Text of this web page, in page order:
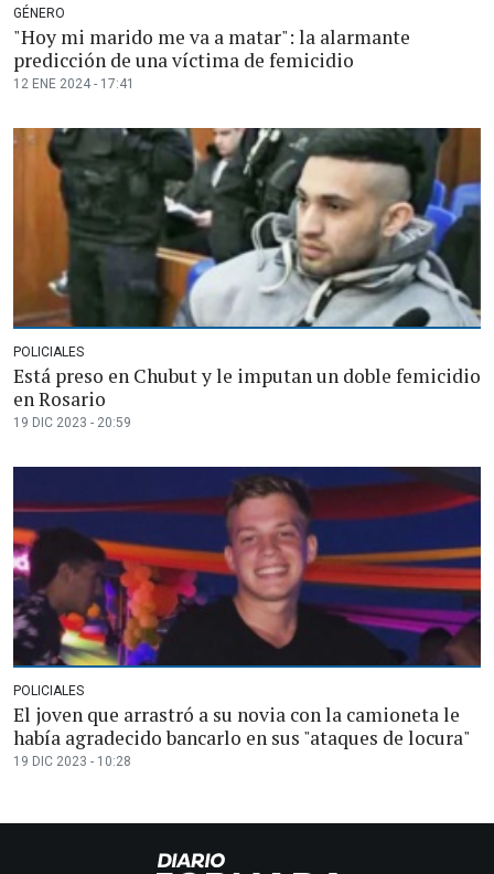
GÉNERO
"Hoy mi marido me va a matar": la alarmante
predicción de una víctima de femicidio
12 ENE 2024 - 17:41
POLICIALES
Está preso en Chubut y le imputan un doble femicidio
en Rosario
19 DIC 2023 - 20:59
POLICIALES
El joven que arrastró a su novia con la camioneta le
había agradecido bancarlo en sus "ataques de locura"
19 DIC 2023 - 10:28